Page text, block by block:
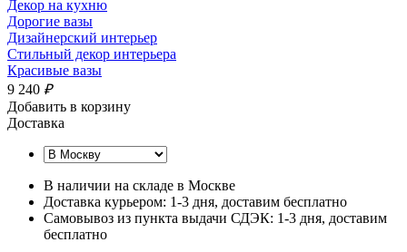
Декор на кухню
Дорогие вазы
Дизайнерский интерьер
Стильный декор интерьера
Красивые вазы
9 240 ₽
Добавить в корзину
Доставка
В наличии на складе в Москве
Доставка курьером: 1-3 дня, доставим бесплатно
Самовывоз из пункта выдачи СДЭК: 1-3 дня, доставим
бесплатно